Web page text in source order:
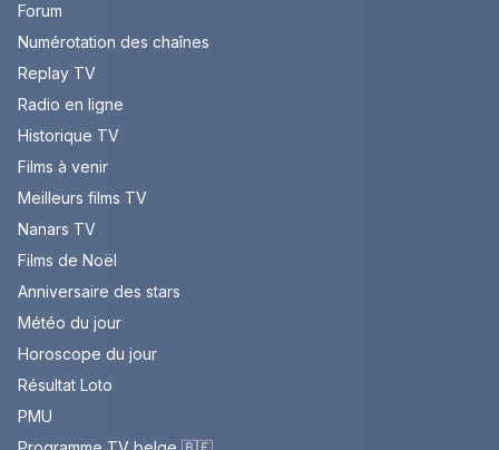
Forum
Numérotation des chaînes
Replay TV
Radio en ligne
Historique TV
Films à venir
Meilleurs films TV
Nanars TV
Films de Noël
Anniversaire des stars
Météo du jour
Horoscope du jour
Résultat Loto
PMU